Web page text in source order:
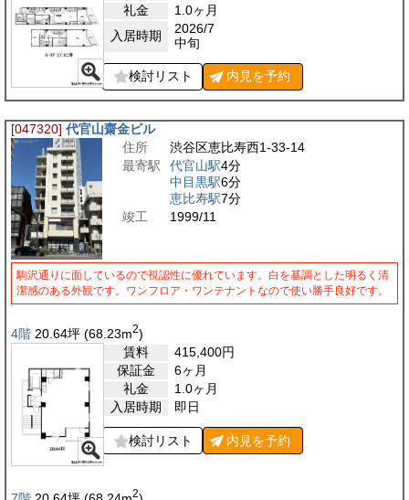
礼金
1.0ヶ月
入居時期
2026/7
中旬
検討リスト 内見を予約
[047320] 代官山齋金ビル
住所
渋谷区恵比寿西1-33-14
最寄駅
代官山駅4分
中目黒駅6分
恵比寿駅7分
竣工
1999/11
駒沢通りに面しているので視認性に優れています。白を基調とした明るく清
潔感のある外観です。ワンフロア・ワンテナントなので使い勝手良好です。
4階 20.64坪 (68.23m2)
賃料
415,400円
保証金
6ヶ月
礼金
1.0ヶ月
入居時期
即日
検討リスト 内見を予約
2